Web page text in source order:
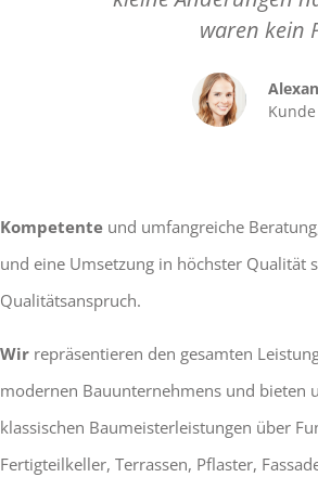
waren kein
Alexandra
Kunde von
Kompetente und umfangreiche
und eine Umsetzung in höchster Qualität
Qualitätsanspruch.
Wir repräsentieren den gesamten
modernen Bauunternehmens und bieten
klassischen Baumeisterleistungen über
Fertigteilkeller, Terrassen, Pflaster,